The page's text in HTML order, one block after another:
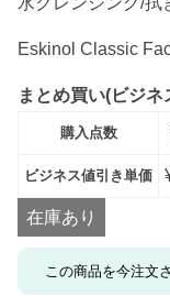
Eskinol Classic
まとめ買い(ビジ
購入点数
ビジネス値引き単価
在庫あり
この商品を今注文